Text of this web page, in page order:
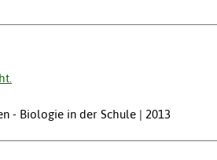
- Biologie in der Schule | 2013